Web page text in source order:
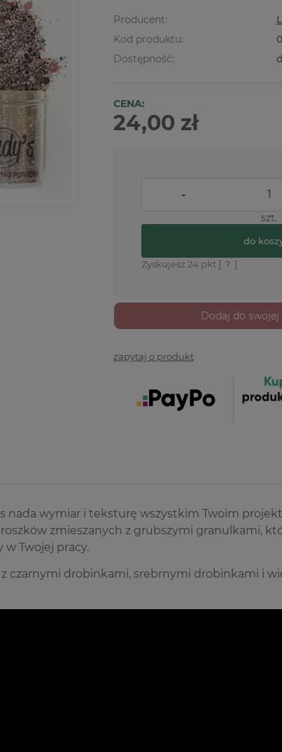
Producent:
Kod produktu:
Dostępność:
CENA:
24,00 zł
-
szt.
do
Zyskujesz 24 pkt [ ? ]
Dodaj do swojej
zapytaj o produkt
nada wymiar i teksturę wszystkim Twoim
zmieszanych z grubszymi granulkami,
Twojej pracy.
z czarnymi drobinkami, srebrnymi drobinkami i